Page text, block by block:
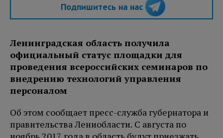
Подпишитесь на нас
Ленинградская область получила
официальный статус площадки для
проведения всероссийских семинаров по
внедрению технологий управления
персоналом
Об этом сообщает пресс-служба губернатора и
правительства Лениобласти. С августа по